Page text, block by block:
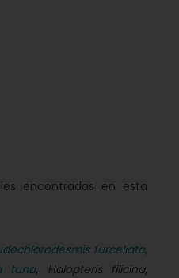
encontradas en esta
furcellata,
tuna, Halopteris filicina,